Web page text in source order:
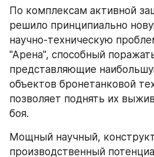
По комплексам активной
решило принципиально
научно-техническую
"Арена", способный
представляющие
объектов бронетанковой
позволяет поднять их
боя.
Мощный научный,
производственный